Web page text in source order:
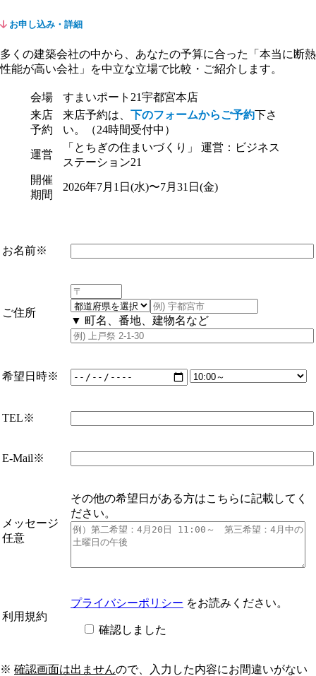
お申し込み・詳細
多くの建築会社の中から、あなたの予算に合った「本当に断熱
性能が高い会社」を中立な立場で比較・ご紹介します。
会場
すまいポート21宇都宮本店
来店
予約
来店予約は、 下のフォームからご予約下さ
い。（24時間受付中）
運営
「とちぎの住まいづくり」 運営：ビジネス
ステーション21
開催
期間
2026年7月1日(水)〜7月31日(金)
お名前※
ご住所
▼ 町名、番地、建物名など
希望日時※
TEL※
E-Mail※
メッセージ
任意
その他の希望日がある方はこちらに記載してく
ださい。
利用規約
プライバシーポリシー をお読みください。
確認しました
※ 確認画面は出ませんので、入力した内容にお間違いがない